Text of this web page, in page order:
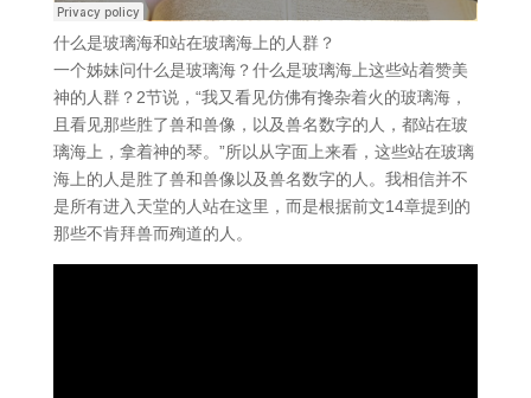
什么是玻璃海和站在玻璃海上的人群？
一个姊妹问什么是玻璃海？什么是玻璃海上这些站着赞美
神的人群？2节说，“我又看见仿佛有搀杂着火的玻璃海，
且看见那些胜了兽和兽像，以及兽名数字的人，都站在玻
璃海上，拿着神的琴。”所以从字面上来看，这些站在玻璃
海上的人是胜了兽和兽像以及兽名数字的人。我相信并不
是所有进入天堂的人站在这里，而是根据前文14章提到的
那些不肯拜兽而殉道的人。